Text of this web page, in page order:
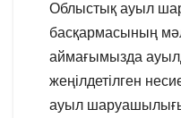
Облыстық ауыл
басқармасының
аймағымызда
жеңілдетілген
ауыл шаруашылығы